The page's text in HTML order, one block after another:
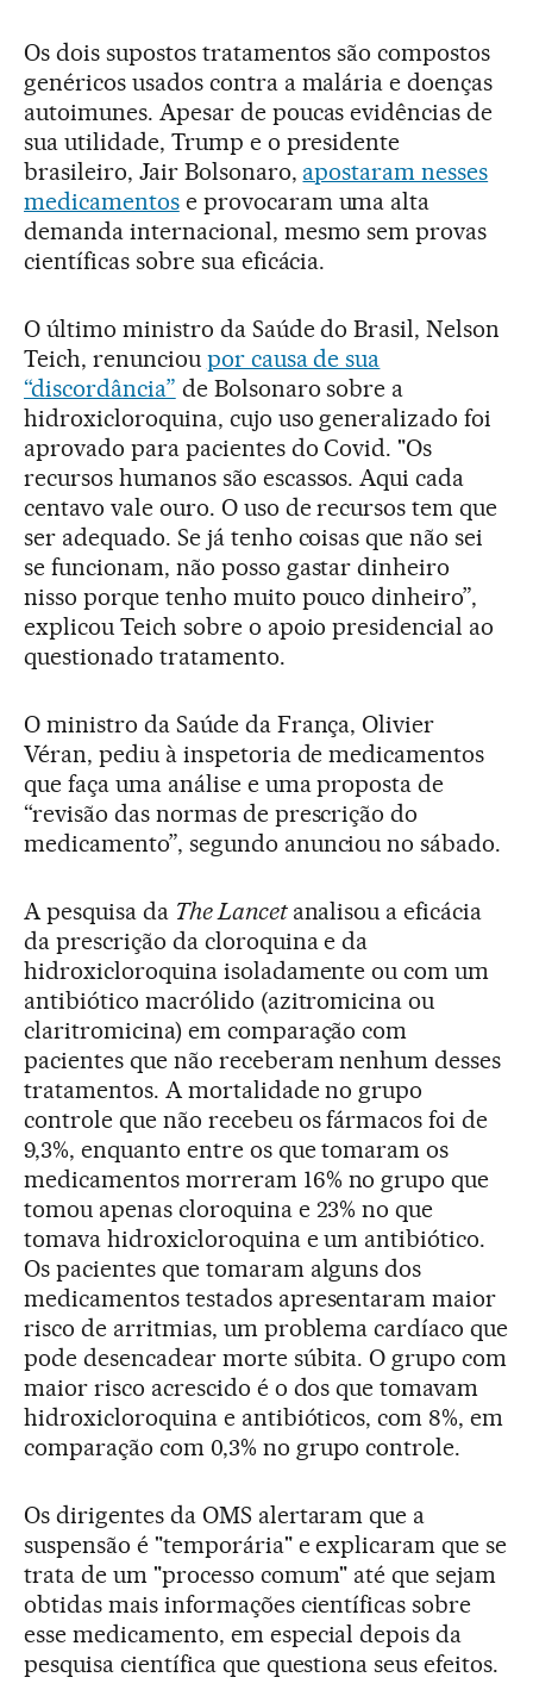
Os dois supostos tratamentos são compostos
genéricos usados ​​contra a malária e doenças
autoimunes. Apesar de poucas evidências de
sua utilidade, Trump e o presidente
brasileiro, Jair Bolsonaro, apostaram nesses
medicamentose provocaram uma alta
demanda internacional, mesmo sem provas
científicas sobre sua eficácia.
O último ministro da Saúde do Brasil, Nelson
Teich, renunciou por causa de sua
“discordância” de Bolsonaro sobre a
hidroxicloroquina, cujo uso generalizado foi
aprovado para pacientes do Covid. "Os
recursos humanos são escassos. Aqui cada
centavo vale ouro. O uso de recursos tem que
ser adequado. Se já tenho coisas que não sei
se funcionam, não posso gastar dinheiro
nisso porque tenho muito pouco dinheiro”,
explicou Teich sobre o apoio presidencial ao
questionado tratamento.
O ministro da Saúde da França, Olivier
Véran, pediu à inspetoria de medicamentos
que faça uma análise e uma proposta de
“revisão das normas de prescrição do
medicamento”, segundo anunciou no sábado.
A pesquisa da The Lancetanalisou a eficácia
da prescrição da cloroquina e da
hidroxicloroquina isoladamente ou com um
antibiótico macrólido (azitromicina ou
claritromicina) em comparação com
pacientes que não receberam nenhum desses
tratamentos. A mortalidade no grupo
controle que não recebeu os fármacos foi de
9,3%, enquanto entre os que tomaram os
medicamentos morreram 16% no grupo que
tomou apenas cloroquina e 23% no que
tomava hidroxicloroquina e um antibiótico.
Os pacientes que tomaram alguns dos
medicamentos testados apresentaram maior
risco de arritmias, um problema cardíaco que
pode desencadear morte súbita. O grupo com
maior risco acrescido é o dos que tomavam
hidroxicloroquina e antibióticos, com 8%, em
comparação com 0,3% no grupo controle.
Os dirigentes da OMS alertaram que a
suspensão é "temporária" e explicaram que se
trata de um "processo comum" até que sejam
obtidas mais informações científicas sobre
esse medicamento, em especial depois da
pesquisa científica que questiona seus efeitos.